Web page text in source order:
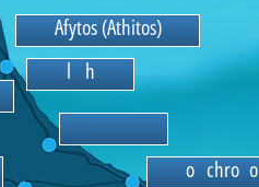
Kallithea
Kriopigi
Polychrono